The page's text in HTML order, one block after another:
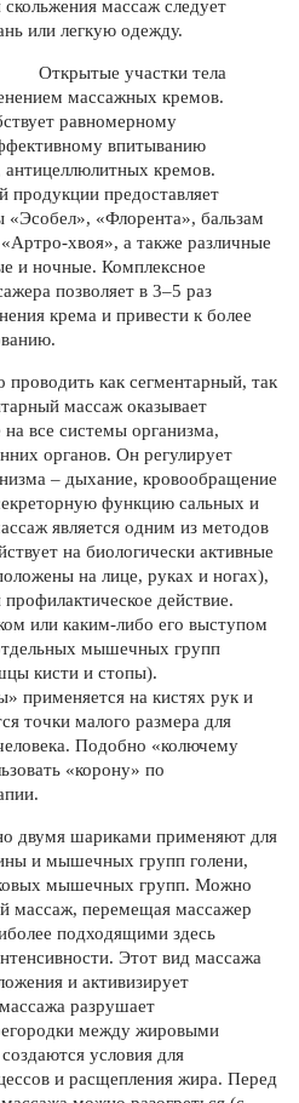
массаж следует
или легкую одежду.
Открытые участки тела
массажных кремов.
равномерному
впитыванию
антицеллюлитных кремов.
продукции предоставляет
«Флорента», бальзам
хвоя», а также различные
и ночные. Комплексное
позволяет в 3–5 раз
крема и привести к более
как сегментарный, так
массаж оказывает
все системы организма,
органов. Он регулирует
– дыхание, кровообращение
функцию сальных и
является одним из методов
на биологически активные
на лице, руках и ногах),
действие.
или каким-либо его выступом
мышечных групп
кисти и стопы).
применяется на кистях рук и
точки малого размера для
Подобно «колючему
«корону» по
двумя шариками применяют для
и мышечных групп голени,
мышечных групп. Можно
массаж, перемещая массажер
подходящими здесь
Этот вид массажа
и активизирует
разрушает
между жировыми
условия для
и расщепления жира. Перед